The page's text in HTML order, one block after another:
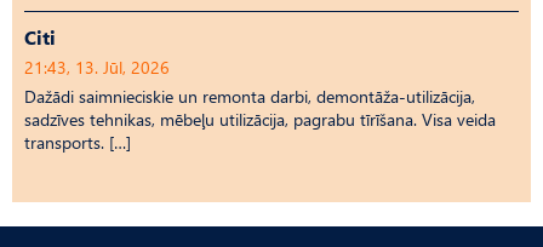
Citi
21:43, 13. Jūl, 2026
Dažādi saimnieciskie un remonta darbi, demontāža-utilizācija,
sadzīves tehnikas, mēbeļu utilizācija, pagrabu tīrīšana. Visa veida
transports. […]